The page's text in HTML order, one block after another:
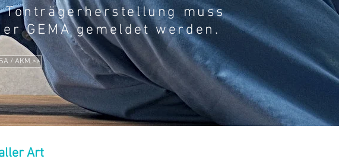
Tonträgerherstellung muss
GEMA gemeldet werden.
/ AKM >>
Art